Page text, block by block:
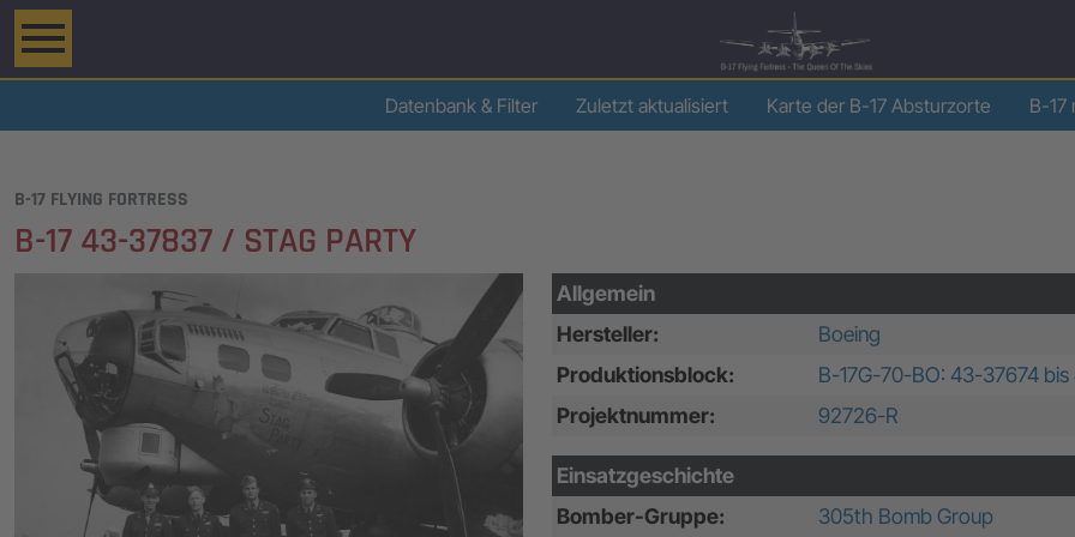
Datenbank & Filter Zuletzt aktualisiert Karte der B-17 Absturzorte B-17
B-17 FLYING FORTRESS
B-17 43-37837 / STAG PARTY
Allgemein
Hersteller:
Boeing
Produktionsblock:
B-17G-70-BO: 43-37674
Projektnummer:
92726-R
Einsatzgeschichte
Bomber-Gruppe:
305th Bomb Group